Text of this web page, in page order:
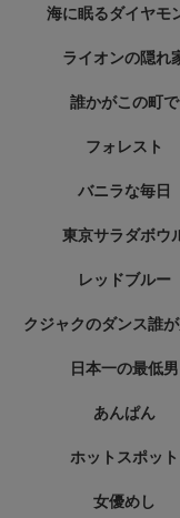
海に眠るダイヤモ
ライオンの隠れ
誰かがこの町で
フォレスト
バニラな毎日
東京サラダボウ
レッドブルー
クジャクのダンス誰
日本一の最低男
あんぱん
ホットスポット
女優めし